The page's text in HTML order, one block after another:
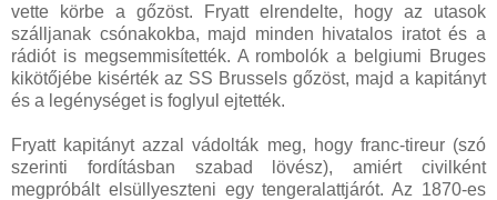
vette körbe a gőzöst. Fryatt elrendelte, hogy az utasok
szálljanak csónakokba, majd minden hivatalos iratot és a
rádiót is megsemmisítették. A rombolók a belgiumi Bruges
kikötőjébe kisérték az SS Brussels gőzöst, majd a kapitányt
és a legénységet is foglyul ejtették.
Fryatt kapitányt azzal vádolták meg, hogy franc-tireur (szó
szerinti fordításban szabad lövész), amiért civilként
megpróbált elsüllyeszteni egy tengeralattjárót. Az 1870-es